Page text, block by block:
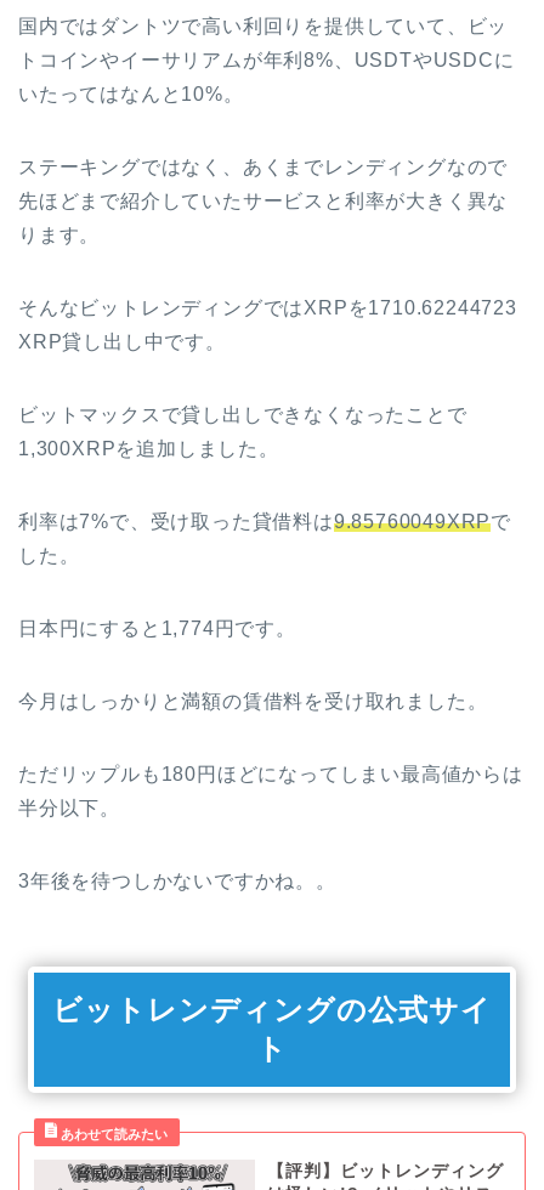
国内ではダントツで高い利回りを提供していて、ビッ
トコインやイーサリアムが年利8%、USDTやUSDCに
いたってはなんと10%。
ステーキングではなく、あくまでレンディングなので
先ほどまで紹介していたサービスと利率が大きく異な
ります。
そんなビットレンディングではXRPを1710.62244723
XRP貸し出し中です。
ビットマックスで貸し出しできなくなったことで
1,300XRPを追加しました。
利率は7%で、受け取った貸借料は9.85760049XRPで
した。
日本円にすると1,774円です。
今月はしっかりと満額の賃借料を受け取れました。
ただリップルも180円ほどになってしまい最高値からは
半分以下。
3年後を待つしかないですかね。。
ビットレンディングの公式サイ
ト
【評判】ビットレンディング